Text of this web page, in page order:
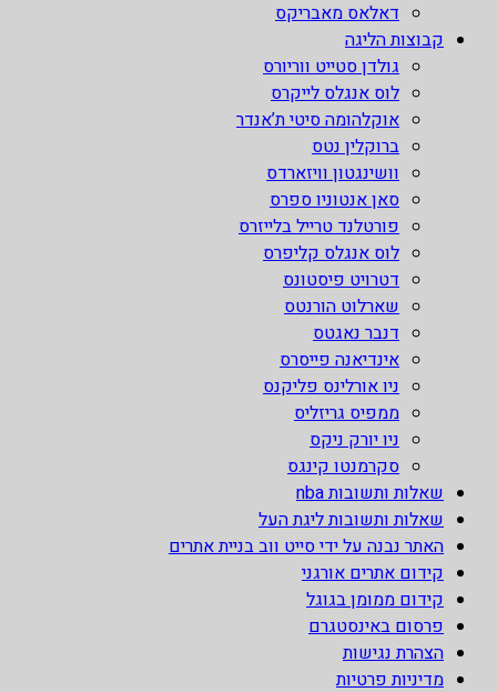
דאלאס מאבריקס
קבוצות הליגה
גולדן סטייט ווריורס
לוס אנגלס לייקרס
אוקלהומה סיטי ת’אנדר
ברוקלין נטס
וושינגטון וויזארדס
סאן אנטוניו ספרס
פורטלנד טרייל בלייזרס
לוס אנגלס קליפרס
דטרויט פיסטונס
שארלוט הורנטס
דנבר נאגטס
אינדיאנה פייסרס
ניו אורלינס פליקנס
ממפיס גריזליס
ניו יורק ניקס
סקרמנטו קינגס
שאלות ותשובות nba
שאלות ותשובות ליגת העל
האתר נבנה על ידי סייט ווב בניית אתרים
קידום אתרים אורגני
קידום ממומן בגוגל
פרסום באינסטגרם
הצהרת נגישות
מדיניות פרטיות